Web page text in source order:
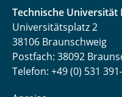
Technische Universität
Universitätsplatz 2
38106 Braunschweig
Postfach: 38092
Telefon: +49 (0) 531